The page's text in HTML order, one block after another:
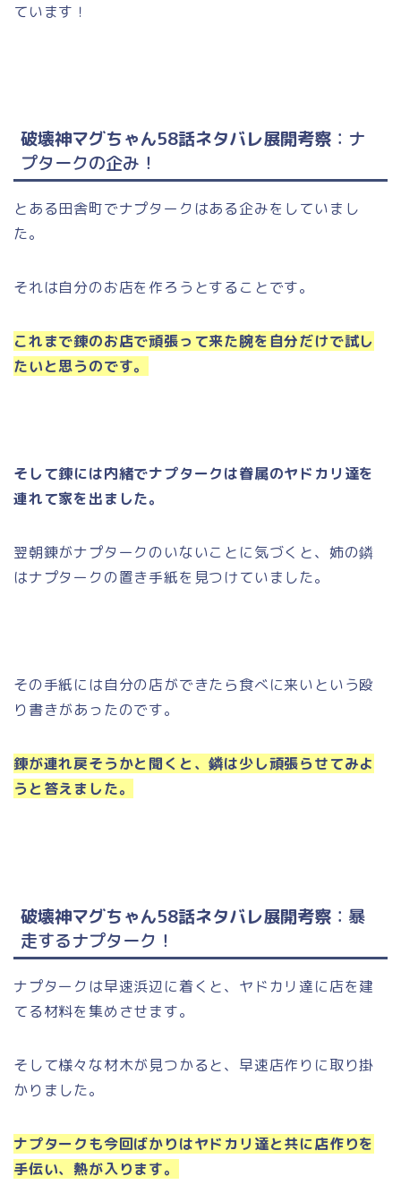
ています！
破壊神マグちゃん58話ネタバレ展開考察 ：ナ
プタークの企み ！
とある田舎町でナプタークはある企みをしていまし
た。
それは自分のお店を作ろうとすることです。
これまで錬のお店で頑張って来た腕を自分だけで試し
たいと思うのです。
そして錬には内緒でナプタークは眷属のヤドカリ達を
連れて家を出ました。
翌朝錬がナプタークのいないことに気づくと、姉の鏻
はナプタークの置き手紙を見つけていました。
その手紙には自分の店ができたら食べに来いという殴
り書きがあったのです。
錬が連れ戻そうかと聞くと、鏻は少し頑張らせてみよ
うと答えました。
破壊神マグちゃん58話ネタバレ展開考察 ：暴
走するナプターク ！
ナプタークは早速浜辺に着くと、ヤドカリ達に店を建
てる材料を集めさせます。
そして様々な材木が見つかると、早速店作りに取り掛
かりました。
ナプタークも今回ばかりはヤドカリ達と共に店作りを
手伝い、熱が入ります。